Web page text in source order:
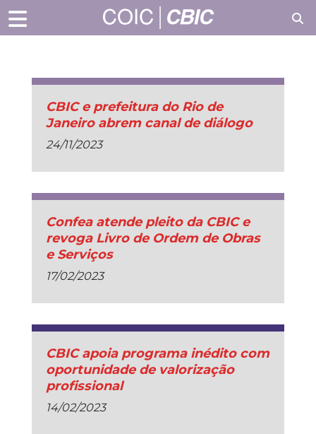
CBIC e prefeitura do Rio de
Janeiro abrem canal de diálogo
24/11/2023
Confea atende pleito da CBIC e
revoga Livro de Ordem de Obras
e Serviços
17/02/2023
CBIC apoia programa inédito com
oportunidade de valorização
profissional
14/02/2023